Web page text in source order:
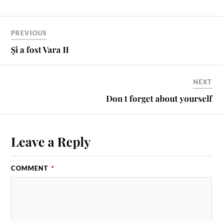
t
PREVIOUS
Şi a fost Vara II
NEXT
Don t forget about yourself
Leave a Reply
COMMENT *